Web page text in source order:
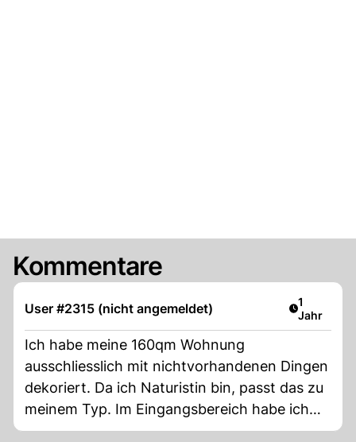
Kommentare
User #2315 (nicht angemeldet) Artikel
1
Jahr
Ich habe meine 160qm Wohnung
ausschliesslich mit nichtvorhandenen Dingen
dekoriert. Da ich Naturistin bin, passt das zu
meinem Typ. Im Eingangsbereich habe ich
einen Haufen Klamotten deponiert, denn